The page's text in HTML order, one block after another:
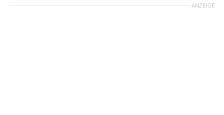
ANZEIGE